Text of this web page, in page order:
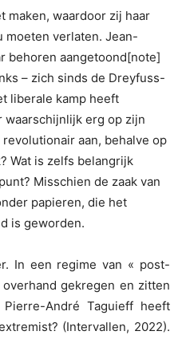
maken, waardoor zij haar
verlaten. Jean-
behoren aangetoond[note]
– zich sinds de Dreyfuss-
liberale kamp heeft
waarschijnlijk erg op zijn
aan, behalve op
Wat is zelfs belangrijk
Misschien de zaak van
papieren, die het
is geworden.
In een regime van « post-
gekregen en zitten
André Taguieff heeft
(Intervallen, 2022).